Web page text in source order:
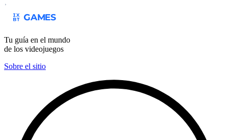
Tu guía en el mundo
de los videojuegos
Sobre el sitio